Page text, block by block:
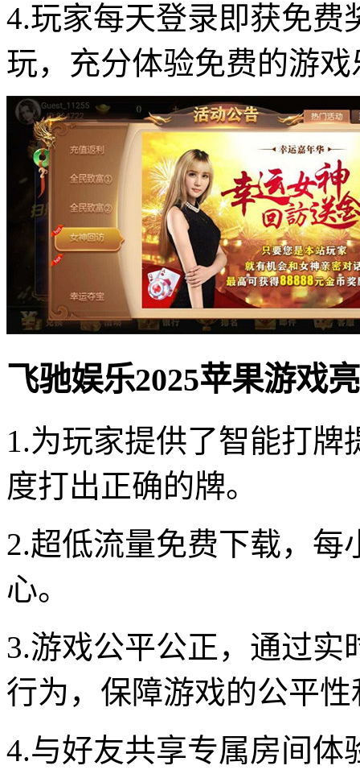
4.玩家每天登录即获免费
玩，充分体验免费的游戏
飞驰娱乐2025苹果游戏
1.为玩家提供了智能打
度打出正确的牌。
2.超低流量免费下载，每
心。
3.游戏公平公正，通过
行为，保障游戏的公平
4.与好友共享专属房间体